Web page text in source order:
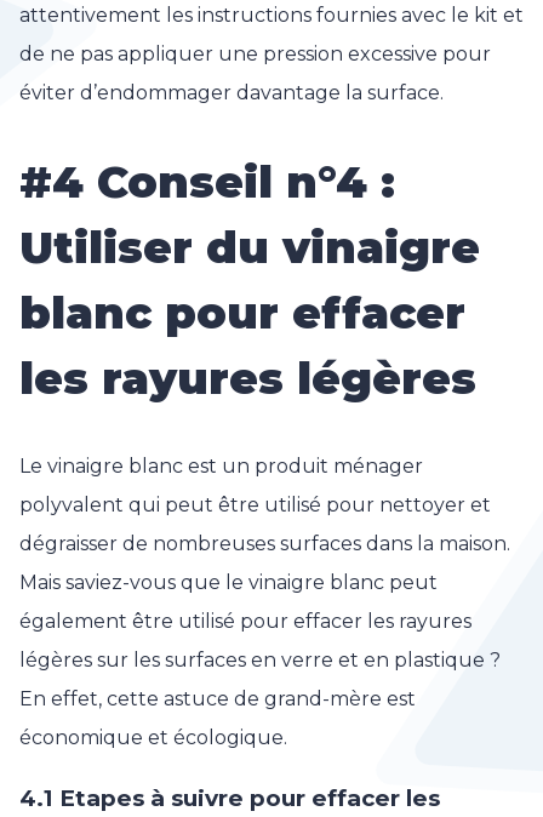
attentivement les instructions fournies avec le kit et
de ne pas appliquer une pression excessive pour
éviter d’endommager davantage la surface.
#4 Conseil n°4 :
Utiliser du vinaigre
blanc pour effacer
les rayures légères
Le vinaigre blanc est un produit ménager
polyvalent qui peut être utilisé pour nettoyer et
dégraisser de nombreuses surfaces dans la maison.
Mais saviez-vous que le vinaigre blanc peut
également être utilisé pour effacer les rayures
légères sur les surfaces en verre et en plastique ?
En effet, cette astuce de grand-mère est
économique et écologique.
4.1 Etapes à suivre pour effacer les